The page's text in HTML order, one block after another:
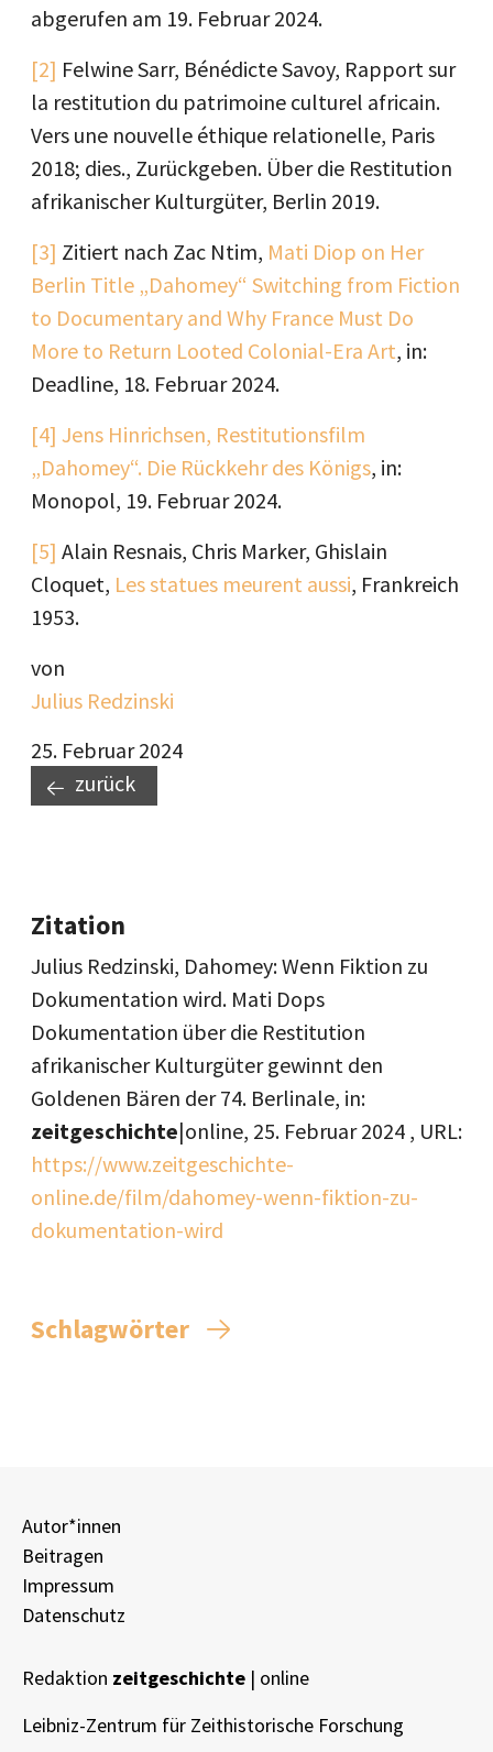
abgerufen am 19. Februar 2024.
[2] Felwine Sarr, Bénédicte Savoy, Rapport sur
la restitution du patrimoine culturel africain.
Vers une nouvelle éthique relationelle, Paris
2018; dies., Zurückgeben. Über die Restitution
afrikanischer Kulturgüter, Berlin 2019.
[3] Zitiert nach Zac Ntim, Mati Diop on Her
Berlin Title „Dahomey“ Switching from Fiction
to Documentary and Why France Must Do
More to Return Looted Colonial-Era Art, in:
Deadline, 18. Februar 2024.
[4] Jens Hinrichsen, Restitutionsfilm
„Dahomey“. Die Rückkehr des Königs, in:
Monopol, 19. Februar 2024.
[5] Alain Resnais, Chris Marker, Ghislain
Cloquet, Les statues meurent aussi, Frankreich
1953.
von
Julius Redzinski
25. Februar 2024
zurück
Zitation
Julius Redzinski, Dahomey: Wenn Fiktion zu
Dokumentation wird. Mati Dops
Dokumentation über die Restitution
afrikanischer Kulturgüter gewinnt den
Goldenen Bären der 74. Berlinale, in:
zeitgeschichte|online, 25. Februar 2024 , URL:
https://www.zeitgeschichte-
online.de/film/dahomey-wenn-fiktion-zu-
dokumentation-wird
Schlagwörter
Autor*innen
Beitragen
Impressum
Datenschutz
Redaktion zeitgeschichte | online
Leibniz-Zentrum für Zeithistorische Forschung